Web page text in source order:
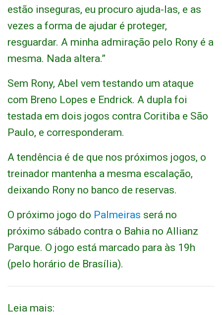
estão inseguras, eu procuro ajuda-las, e as
vezes a forma de ajudar é proteger,
resguardar. A minha admiração pelo Rony é a
mesma. Nada altera.”
Sem Rony, Abel vem testando um ataque
com Breno Lopes e Endrick. A dupla foi
testada em dois jogos contra Coritiba e São
Paulo, e corresponderam.
A tendência é de que nos próximos jogos, o
treinador mantenha a mesma escalação,
deixando Rony no banco de reservas.
O próximo jogo do Palmeiras será no
próximo sábado contra o Bahia no Allianz
Parque. O jogo está marcado para às 19h
(pelo horário de Brasília).
Leia mais: